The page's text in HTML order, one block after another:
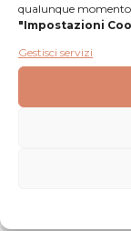
qualunque
"Impostazioni
Gestisci servizi
AGGIUNGI